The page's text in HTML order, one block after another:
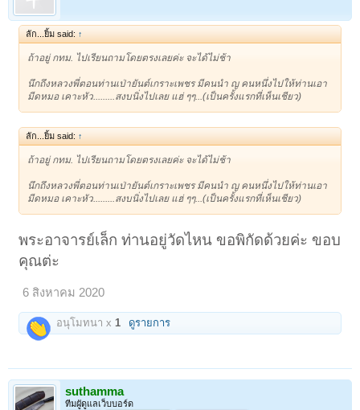
ลัก...ยิ้ม said: ↑
ถ้าอยู่ กทม. ไปเรียนถามโดยตรงเลยค่ะ จะได้ไม่ช้า
นึกถึงหลวงพี่ตอนท่านเป่ายันต์เกราะเพชร มีคนนำ ญ คนหนึ่งไปให้ท่านเอา
มีดหมอ เคาะหัว.........สงบนิ่งไปเลย แฮ่ ๆๆ...(เป็นครั้งแรกที่เห็นเชียว)
ลัก...ยิ้ม said: ↑
ถ้าอยู่ กทม. ไปเรียนถามโดยตรงเลยค่ะ จะได้ไม่ช้า
นึกถึงหลวงพี่ตอนท่านเป่ายันต์เกราะเพชร มีคนนำ ญ คนหนึ่งไปให้ท่านเอา
มีดหมอ เคาะหัว.........สงบนิ่งไปเลย แฮ่ ๆๆ...(เป็นครั้งแรกที่เห็นเชียว)
พระอาจารย์เล็ก ท่านอยู่วัดไหน ขอพิกัดด้วยค่ะ ขอบ
คุณต่ะ
6 สิงหาคม 2020
อนุโมทนา x 1 ดูรายการ
suthamma
ทีมผูัดูแลเว็บบอร์ด